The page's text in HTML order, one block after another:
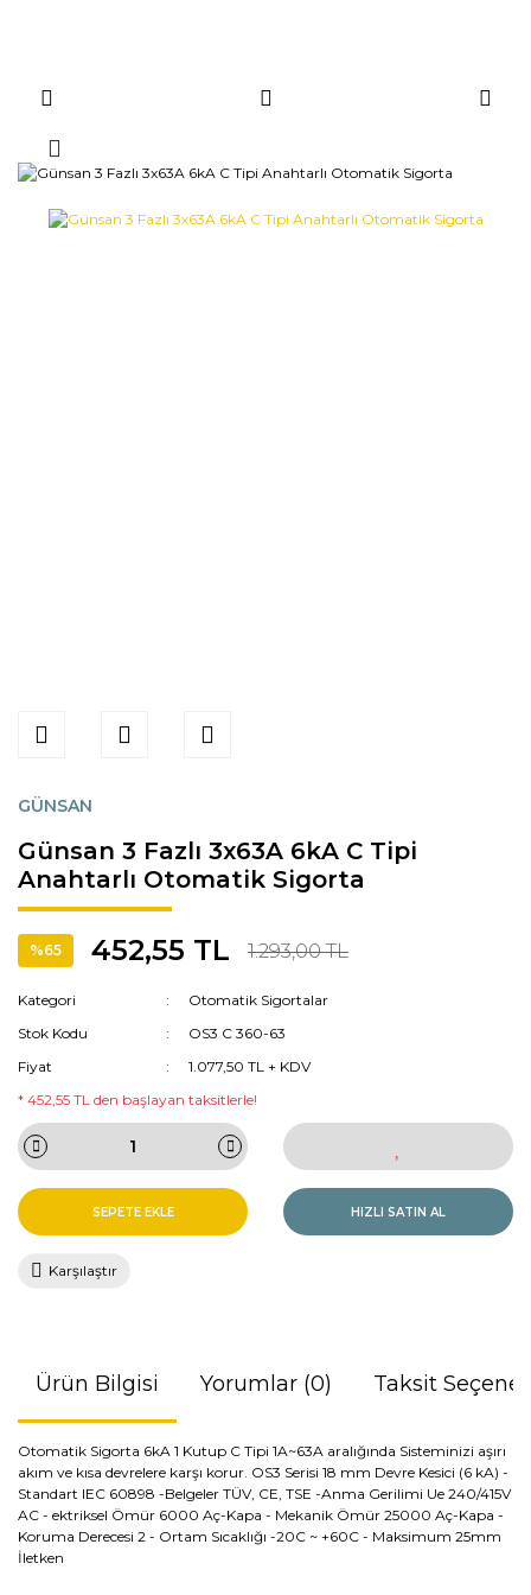
GÜNSAN
Günsan 3 Fazlı 3x63A 6kA C Tipi
Anahtarlı Otomatik Sigorta
%65 452,55 TL 1.293,00 TL
Kategori
Otomatik Sigortalar
Stok Kodu
OS3 C 360-63
Fiyat
1.077,50 TL + KDV
* 452,55 TL den başlayan taksitlerle!
SEPETE EKLE HIZLI SATIN AL
Karşılaştır
Ürün Bilgisi Yorumlar (0) Taksit
Otomatik Sigorta 6kA 1 Kutup C Tipi 1A~63A aralığında Sisteminizi aşırı
akım ve kısa devrelere karşı korur. OS3 Serisi 18 mm Devre Kesici (6 kA) -
Standart IEC 60898 -Belgeler TÜV, CE, TSE -Anma Gerilimi Ue 240/415V
AC - ektriksel Ömür 6000 Aç-Kapa - Mekanik Ömür 25000 Aç-Kapa -
Koruma Derecesi 2 - Ortam Sıcaklığı -20C ~ +60C - Maksimum 25mm
İletken